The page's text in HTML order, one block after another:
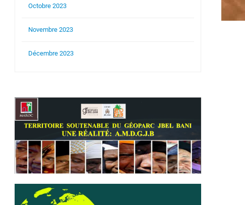
Octobre 2023
Novembre 2023
Décembre 2023